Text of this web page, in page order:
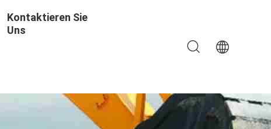
Kontaktieren Sie
Uns